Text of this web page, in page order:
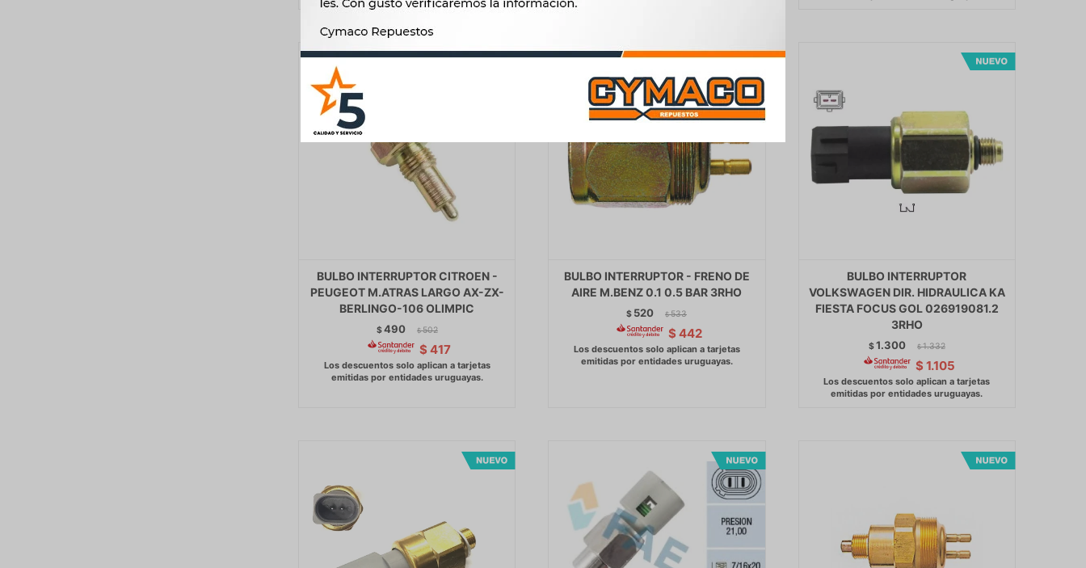
BULBO INTERRUPTOR CITROEN -
PEUGEOT M.ATRAS LARGO AX-ZX-
BERLINGO-106 OLIMPIC
$490 $ 502
$ 417
BULBO INTERRUPTOR - FRENO DE
AIRE M.BENZ 0.1 0.5 BAR 3RHO
$ 520 $ 533
$ 442
BULBO INTERRUPTOR
VOLKSWAGEN DIR. HIDRAULICA KA
FIESTA FOCUS GOL 026919081.2
3RHO
$1.300 $ 1.332
$ 1.105